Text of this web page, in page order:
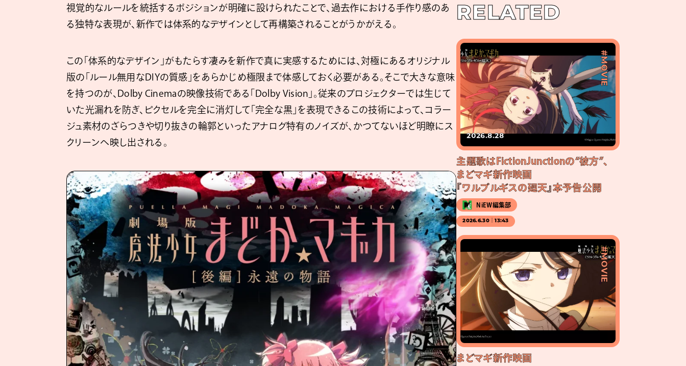
視覚的なルールを統括するポジションが明確に設けられたことで、過去作における手作り感のあ
る独特な表現が、新作では体系的なデザインとして再構築されることがうかがえる。
この「体系的なデザイン」がもたらす凄みを新作で真に実感するためには、対極にあるオリジナル
版の「ルール無用なDIYの質感」をあらかじめ極限まで体感しておく必要がある。そこで大きな意味
を持つのが、Dolby Cinemaの映像技術である「Dolby Vision」。従来のプロジェクターでは生じて
いた光漏れを防ぎ、ピクセルを完全に消灯して「完全な黒」を表現できるこの技術によって、コラー
ジュ素材のざらつきや切り抜きの輪郭といったアナログ特有のノイズが、かつてないほど明瞭にス
クリーンへ映し出される。
RELATED
#MOVIE
2026.8.28
主題歌はFictionJunctionの“彼方”、
まどマギ新作映画
『ワルプルギスの廻天』本予告公開
NiEW編集部
2026.6.30｜13:43
#MOVIE
まどマギ新作映画